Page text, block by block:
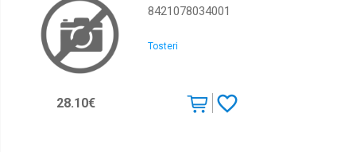
8421078034001
Tosteri
28.10€